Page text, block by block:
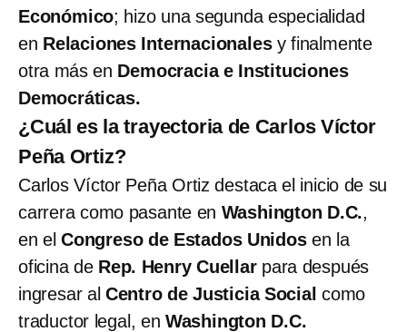
Económico; hizo una segunda especialidad
en Relaciones Internacionalesy finalmente
otra más en Democracia e Instituciones
Democráticas.
¿Cuál es la trayectoria de Carlos Víctor
Peña Ortiz?
Carlos Víctor Peña Ortiz destaca el inicio de su
carrera como pasante en Washington D.C.,
en el Congreso de Estados Unidosen la
oficina de Rep. Henry Cuellar para después
ingresar al Centro de Justicia Social como
traductor legal, en Washington D.C.